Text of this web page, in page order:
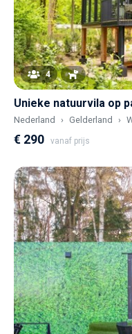
4
Unieke natuurvila op
Nederland Gelderland
€ 290 vanaf prijs